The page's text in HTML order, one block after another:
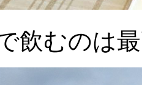
飲むのは